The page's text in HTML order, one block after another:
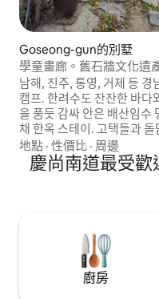
Goseong-gun的別墅
學童畫廊。舊石牆文化遺
大型韓屋獨棟。現代且乾
남해, 진주, 통영, 거제 등 경
캠프. 한려수도 잔잔한 바다와 산맥이 학이 알
을 품듯 감싸 안은 배산임수
채 한옥 스테이. 고택들과 돌담길이 360년 세
월을 간직한 이 마을은, 여름
드러지는 고요한 공간입니다. 덕망 높은
의원 두 분이 거주하셨던 품
의 시원한 그늘, 깊숙한 햇살
을 마주하는 특별한 시간 여
地點 · 性價比 · 周邊
慶尚南道最受
廚房